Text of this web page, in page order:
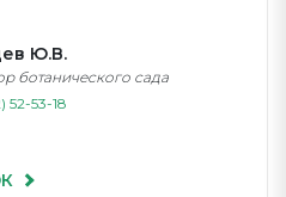
Ю.В.
ботанического сада
52-53-18